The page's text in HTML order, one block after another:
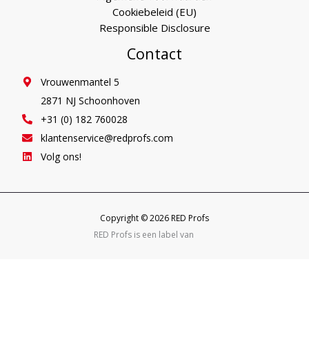
Cookiebeleid (EU)
Responsible Disclosure
Contact
Vrouwenmantel 5
2871 NJ Schoonhoven
+31 (0) 182 760028
klantenservice@redprofs.com
Volg ons!
Copyright © 2026 RED Profs
RED Profs is een label van